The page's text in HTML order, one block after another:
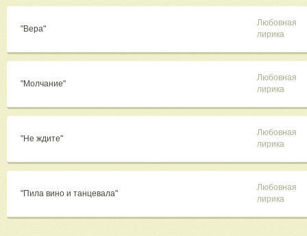
"Вера"
Любовная
лирика
"Молчание"
Любовная
лирика
"Не ждите"
Любовная
лирика
"Пила вино и танцевала"
Любовная
лирика